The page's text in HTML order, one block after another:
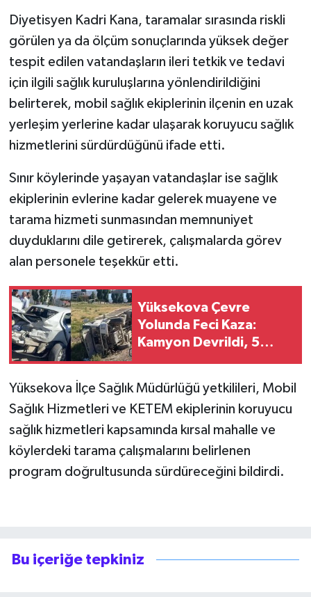
Diyetisyen Kadri Kana, taramalar sırasında riskli
görülen ya da ölçüm sonuçlarında yüksek değer
tespit edilen vatandaşların ileri tetkik ve tedavi
için ilgili sağlık kuruluşlarına yönlendirildiğini
belirterek, mobil sağlık ekiplerinin ilçenin en uzak
yerleşim yerlerine kadar ulaşarak koruyucu sağlık
hizmetlerini sürdürdüğünü ifade etti.
Sınır köylerinde yaşayan vatandaşlar ise sağlık
ekiplerinin evlerine kadar gelerek muayene ve
tarama hizmeti sunmasından memnuniyet
duyduklarını dile getirerek, çalışmalarda görev
alan personele teşekkür etti.
Yüksekova Çevre
Yolunda Feci Kaza:
Kamyon Devrildi, 5
Yüksekova İlçe Sağlık Müdürlüğü yetkilileri, Mobil
Sağlık Hizmetleri ve KETEM ekiplerinin koruyucu
sağlık hizmetleri kapsamında kırsal mahalle ve
köylerdeki tarama çalışmalarını belirlenen
program doğrultusunda sürdüreceğini bildirdi.
Bu içeriğe tepkiniz